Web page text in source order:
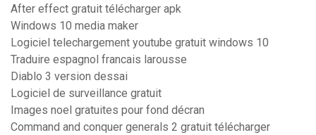
After effect gratuit télécharger apk
Windows 10 media maker
Logiciel telechargement youtube gratuit windows 10
Traduire espagnol francais larousse
Diablo 3 version dessai
Logiciel de surveillance gratuit
Images noel gratuites pour fond décran
Command and conquer generals 2 gratuit télécharger